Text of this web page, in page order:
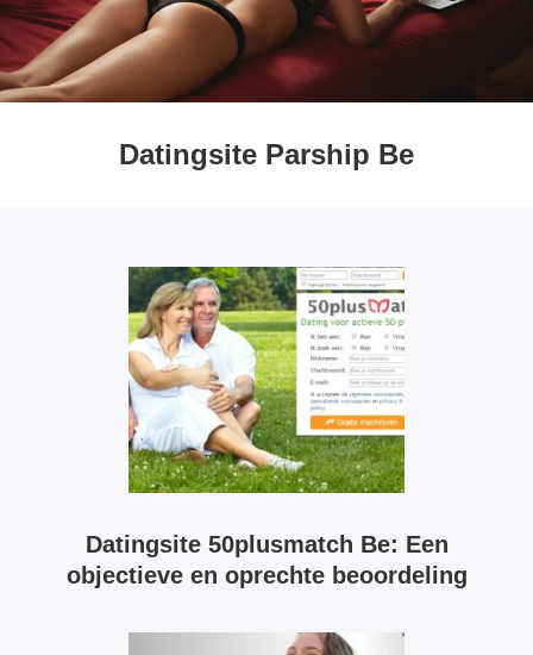
Datingsite Parship Be
Datingsite 50plusmatch Be: Een
objectieve en oprechte beoordeling